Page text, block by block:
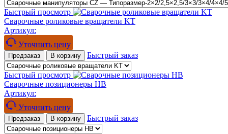
Быстрый просмотр
Сварочные роликовые вращатели KT
Артикул:
Уточнить цену
Предзаказ В корзину Быстрый заказ
Быстрый просмотр
Сварочные позиционеры HB
Артикул:
Уточнить цену
Предзаказ В корзину Быстрый заказ